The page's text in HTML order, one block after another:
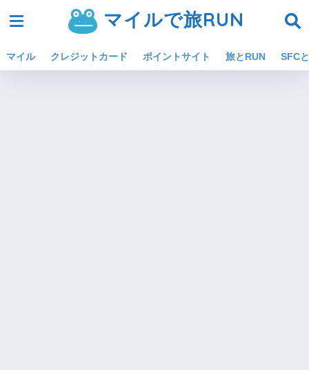
マイルで旅RUN
マイル クレジットカード ポイントサイト 旅とRUN SFC